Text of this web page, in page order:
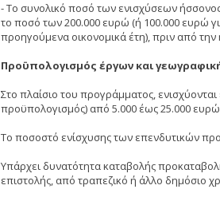
- Το συνολικό ποσό των ενισχύσεων
το ποσό των 200.000 ευρώ (ή 100.000 ευρώ
προηγούμενα οικονομικά έτη), πριν από
Προϋπολογισμός έργων και
Στο πλαίσιο του προγράμματος,
προϋπολογισμός) από 5.000 έως 25.000
Το ποσοστό ενίσχυσης των επενδυτικών
Υπάρχει δυνατότητα καταβολής
επιστολής, από τραπεζικό ή άλλο δημόσιο